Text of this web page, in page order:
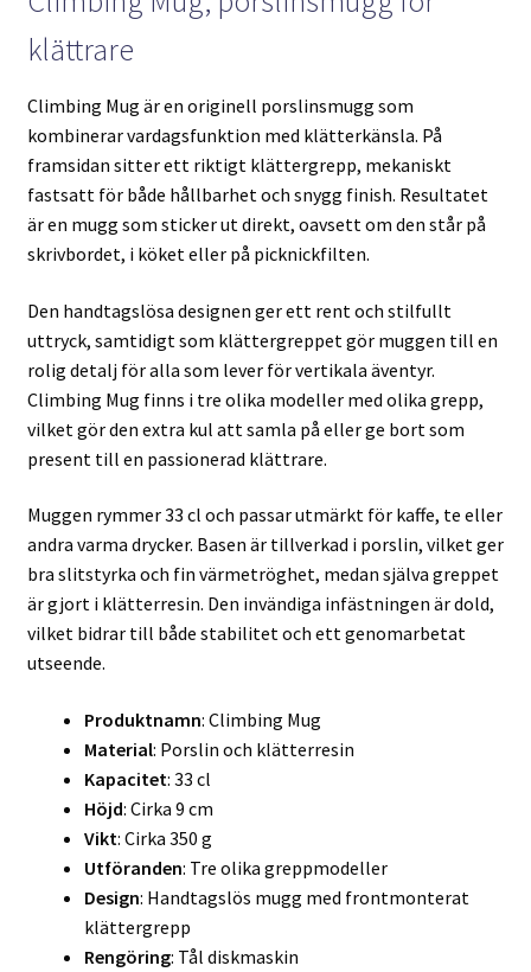
klättrare
Climbing Mug är en originell porslinsmugg som
kombinerar vardagsfunktion med klätterkänsla. På
framsidan sitter ett riktigt klättergrepp, mekaniskt
fastsatt för både hållbarhet och snygg finish. Resultatet
är en mugg som sticker ut direkt, oavsett om den står på
skrivbordet, i köket eller på picknickfilten.
Den handtagslösa designen ger ett rent och stilfullt
uttryck, samtidigt som klättergreppet gör muggen till en
rolig detalj för alla som lever för vertikala äventyr.
Climbing Mug finns i tre olika modeller med olika grepp,
vilket gör den extra kul att samla på eller ge bort som
present till en passionerad klättrare.
Muggen rymmer 33 cl och passar utmärkt för kaffe, te eller
andra varma drycker. Basen är tillverkad i porslin, vilket ger
bra slitstyrka och fin värmetröghet, medan själva greppet
är gjort i klätterresin. Den invändiga infästningen är dold,
vilket bidrar till både stabilitet och ett genomarbetat
utseende.
Produktnamn: Climbing Mug
Material: Porslin och klätterresin
Kapacitet: 33 cl
Höjd: Cirka 9 cm
Vikt: Cirka 350 g
Utföranden: Tre olika greppmodeller
Design: Handtagslös mugg med frontmonterat
klättergrepp
Rengöring: Tål diskmaskin